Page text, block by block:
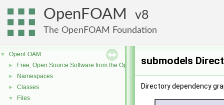
OpenFOAM 8
The OpenFOAM Foundation
▼ OpenFOAM
► Free, Open Source Software from the OpenFOAM Foundation
► Namespaces
► Classes
▼ Files
submodels
Directory dependency